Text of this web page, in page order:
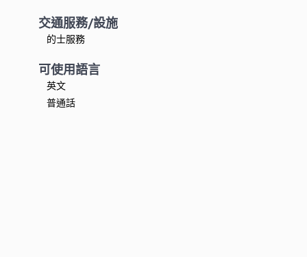
交通服務/設施
的士服務
可使用語言
英文
普通話